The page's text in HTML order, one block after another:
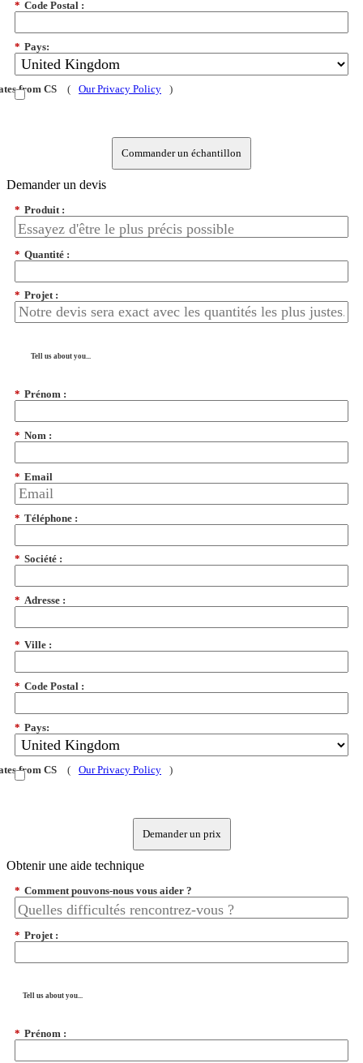
* Code Postal :
* Pays:
from CS ( Our Privacy Policy )
Commander un échantillon
Demander un devis
* Produit :
* Quantité :
* Projet :
Tell us about you...
* Prénom :
* Nom :
* Email
* Téléphone :
* Société :
* Adresse :
* Ville :
* Code Postal :
* Pays:
from CS ( Our Privacy Policy )
Demander un prix
Obtenir une aide technique
* Comment pouvons-nous vous aider ?
* Projet :
Tell us about you...
* Prénom :